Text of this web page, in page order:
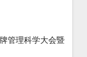
管理科学大会暨